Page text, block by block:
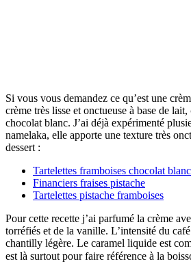
Si vous vous demandez ce qu’est une
crème très lisse et onctueuse à base de
chocolat blanc. J’ai déjà expérimenté
namelaka, elle apporte une texture très
dessert :
Tartelettes framboises chocolat blanc
Financiers fraises pistache
Tartelettes pistache framboises
Pour cette recette j’ai parfumé la crème
torréfiés et de la vanille. L’intensité du
chantilly légère. Le caramel liquide est
est là surtout pour faire référence à la